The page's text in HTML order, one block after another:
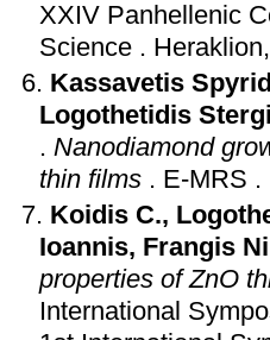
XXIV Panhellenic
Science .
Kassavetis
Logothetidis
. Nanodiamond
thin films . E-MRS .
Koidis C.,
Ioannis, Frangis
properties of ZnO
International